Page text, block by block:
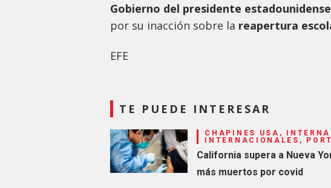
Gobierno del presidente
por su inacción sobre la reapertura
EFE
TE PUEDE INTERESAR
CHAPINES USA,
INTERNACIONALES,
California supera a Nueva
más muertos por covid